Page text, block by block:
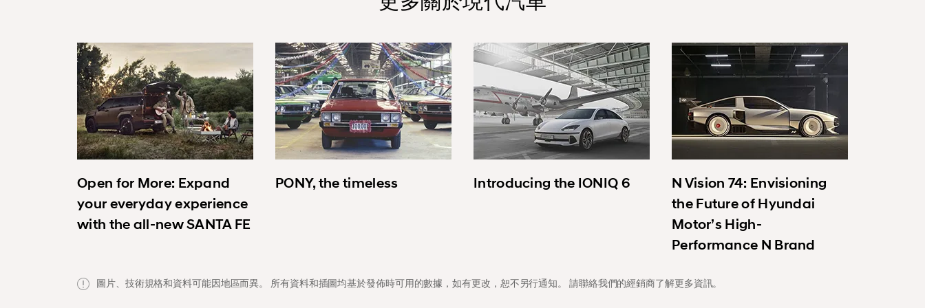
Open for More: Expand
your everyday experience
with the all-new SANTA FE
PONY, the timeless Introducing the IONIQ 6
N Vision 74: Envisioning
the Future of Hyundai
Motor’s High-
Performance N Brand
圖片、技術規格和資料可能因地區而異。 所有資料和插圖均基於發佈時可用的數據，如有更改，恕不另行通知。 請聯絡我們的經銷商了解更多資訊。